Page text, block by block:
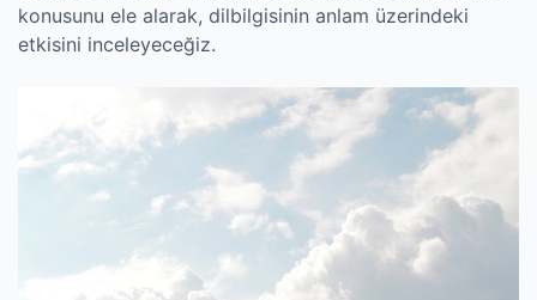
konusunu ele alarak, dilbilgisinin anlam üzerindeki
etkisini inceleyeceğiz.